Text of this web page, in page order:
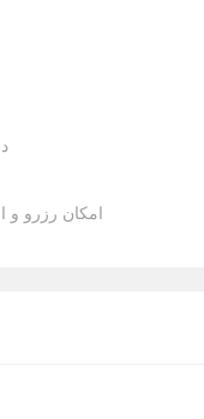
امکان رزرو و